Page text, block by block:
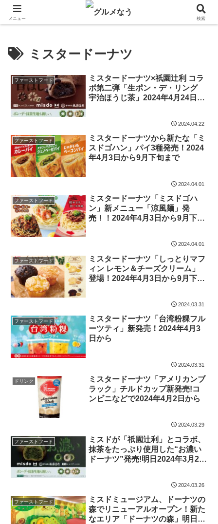
飲食店キャンペーン・食品飲料お菓子新発売のグルメニュース。
ミスタードーナツ
ファーストフード
ミスタードーナツ×祇園辻利 コラ
ボ第二弾「生ポン・デ・リング
宇治ほうじ茶」2024年4月24日か
2024.04.22
ファーストフード
ミスタードーナツから新たな「ミ
スドゴハン」パイ3種発売！2024
年4月3日から9月下旬まで
2024.04.01
ファーストフード
ミスタードーナツ「ミスドゴハ
ン」新メニュー「涼風麺」発
売！！2024年4月3日から9月下旬
2024.04.01
ファーストフード
ミスタードーナツ「しっとりマフ
ィン レモン＆チーズクリーム」
登場！2024年4月3日から9月下旬
2024.03.31
ファーストフード
ミスタードーナツ「台湾粉粿フル
ーツティ」新発売！2024年4月3
日から
2024.03.31
ドリンク
ミスタードーナツ「アメリカンブ
ラック」チルドカップ新発売!コ
ンビニなどで2024年4月2日から
2024.03.29
ファーストフード
ミスドが「祇園辻利」とコラボ、
抹茶をたっぷり使用した“お濃い
ドーナツ”発売!明日2024年3月27
2024.03.26
ファーストフード
ミスドミュージアム、ドーナツの
森でリニューアルオープン！新た
なエリア「ドーナツの森」明日
メニュー 検索